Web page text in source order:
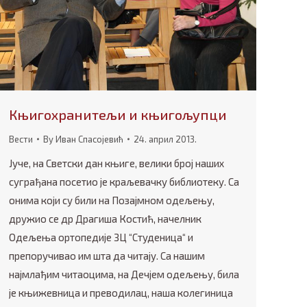
Књигохранитељи и књигољупци
Вести ByИван Спасојевић 24. април 2013.
Јуче, на Светски дан књиге, велики број наших
суграђана посетио је краљевачку библиотеку. Са
онима који су били на Позајмном одељењу,
дружио се др Драгиша Костић, начелник
Одељења ортопедије ЗЦ “Студеница“ и
препоручивао им шта да читају. Са нашим
најмлађим читаоцима, на Дечјем одељењу, била
је књижевница и преводилац, наша колегиница